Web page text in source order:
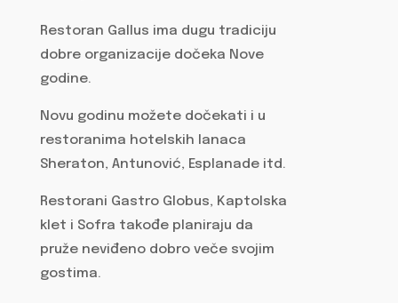
Restoran Gallus ima dugu tradiciju
dobre organizacije dočeka Nove
godine.
Novu godinu možete dočekati i u
restoranima hotelskih lanaca
Sheraton, Antunović, Esplanade itd.
Restorani Gastro Globus, Kaptolska
klet i Sofra takođe planiraju da
pruže neviđeno dobro veče svojim
gostima.